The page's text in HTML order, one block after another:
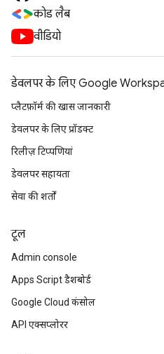
कोड लैब
वीडियो
डेवलपर के लिए Google
प्लैटफ़ॉर्म की खास जानकारी
डेवलपर के लिए प्रॉडक्ट
रिलीज़ टिप्पणियां
डेवलपर सहायता
सेवा की शर्तों
टूल
Admin console
Apps Script डैशबोर्ड
Google Cloud कंसोल
API एक्सप्लोरर